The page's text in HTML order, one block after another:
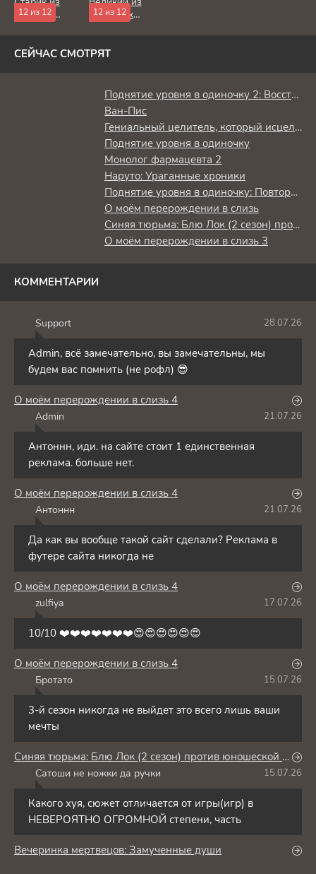
младенец и
герой-
нежить
12 из 12
деревни
Святым
мечом
12 из 12
бродячих
Шуточные
истории
СЕЙЧАС СМОТРЯТ
Поднятие уровня в одиночку 2: Восстаньте из тени
Ван-Пис
Гениальный целитель, который исцелял в одно мгновение, но был изгнан как бесполезный, теперь наслаждается жизнью в качестве тёмного целителя
Поднятие уровня в одиночку
Монолог фармацевта 2
Наруто: Ураганные хроники
Поднятие уровня в одиночку: Повторное пробуждение
О моём перерождении в слизь
Синяя тюрьма: Блю Лок (2 сезон) против юношеской сборной Японии
О моём перерождении в слизь 3
КОММЕНТАРИИ
Support 28.07.26
Admin, всё замечательно, вы замечательны, мы
будем вас помнить (не рофл) 😎
О моём перерождении в слизь 4
Admin 21.07.26
Антоннн, иди. на сайте стоит 1 единственная
реклама. больше нет.
О моём перерождении в слизь 4
Антоннн 21.07.26
Да как вы вообще такой сайт сделали? Реклама в
футере сайта никогда не
О моём перерождении в слизь 4
zulfiya 17.07.26
10/10 ❤️❤️❤️❤️❤️❤️❤️😍😍😍😍😍😍
О моём перерождении в слизь 4
Бротато 15.07.26
3-й сезон никогда не выйдет это всего лишь ваши
мечты
Синяя тюрьма: Блю Лок (2 сезон) против юношеской сборной Японии
Сатоши не ножки да ручки 15.07.26
Какого хуя, сюжет отличается от игры(игр) в
НЕВЕРОЯТНО ОГРОМНОЙ степени, часть
Вечеринка мертвецов: Замученные души